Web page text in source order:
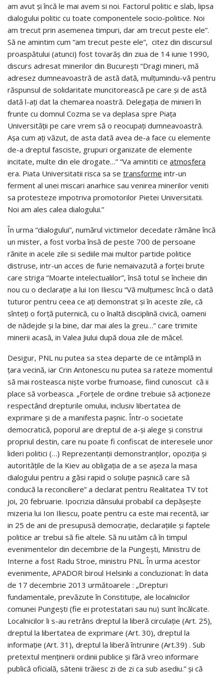
am avut şi încă le mai avem si noi. Factorul politic e slab, lipsa
dialogului politic cu toate componentele socio-politice. Noi
am trecut prin asemenea timpuri, dar am trecut peste ele”.
Să ne amintim cum “am trecut peste ele”, citez din discursul
proaspătului (atunci) fost tovarăş din ziua de 14 iunie 1990,
discurs adresat minerilor din Bucureşti “Dragi mineri, mă
adresez dumneavoastră de astă dată, mulţumindu-vă pentru
răspunsul de solidaritate muncitorească pe care şi de astă
dată l-aţi dat la chemarea noastră. Delegaţia de minieri în
frunte cu domnul Cozma se va deplasa spre Piaţa
Universităţii pe care vrem să o reocupaţi dumneavoastră.
Aşa cum aţi văzut, de asta dată avea de-a face cu elemente
de-a dreptul fasciste, grupuri organizate de elemente
incitate, multe din ele drogate…” “Va amintiti ce atmosfera
era. Piata Universitatii risca sa se transforme intr-un
ferment al unei miscari anarhice sau venirea minerilor veniti
sa protesteze impotriva promotorilor Pietei Universitatii.
Noi am ales calea dialogului.”
În urma “dialogului”, numărul victimelor decedate rămâne încă
un mister, a fost vorba însă de peste 700 de persoane
rănite in acele zile si sediile mai multor partide politice
distruse, intr-un acces de furie nemaivazută a forţei brute
care striga “Moarte intelectualilor”, însă totul se încheie din
nou cu o declaraţie a lui Ion Iliescu “Vă mulţumesc încă o dată
tuturor pentru ceea ce aţi demonstrat şi în aceste zile, că
sînteţi o forţă puternică, cu o înaltă disciplină civică, oameni
de nădejde şi la bine, dar mai ales la greu…” care trimite
minerii acasă, in Valea Jiului după doua zile de măcel.
Desigur, PNL nu putea sa stea departe de ce intâmplă in
ţara vecină, iar Crin Antonescu nu putea sa rateze momentul
să mai rosteasca nişte vorbe frumoase, fiind cunoscut că ii
place să vorbeasca. „Forţele de ordine trebuie să acţioneze
respectând drepturile omului, inclusiv libertatea de
exprimare şi de a manifesta paşnic. Într-o societate
democratică, poporul are dreptul de a-şi alege şi construi
propriul destin, care nu poate fi confiscat de interesele unor
lideri politici (…) Reprezentanţii demonstranţilor, opoziţia şi
autorităţile de la Kiev au obligaţia de a se aşeza la masa
dialogului pentru a găsi rapid o soluţie paşnică care să
conducă la reconciliere” a declarat pentru Realitatea TV tot
joi, 20 februarie. Ipocrizia dânsului probabil ca depăşeşte
mizeria lui Ion Iliescu, poate pentru ca este mai recentă, iar
in 25 de ani de presupusă democraţie, declaraţiile şi faptele
politice ar trebui să fie altele. Să nu uităm că în timpul
evenimentelor din decembrie de la Pungeşti, Ministru de
Interne a fost Radu Stroe, ministru PNL. În urma acestor
evenimente, APADOR biroul Helsinki a concluzionat: în data
de 17 decembrie 2013 următoarele : „Drepturi
fundamentale, prevăzute în Constituție, ale localnicilor
comunei Pungești (fie ei protestatari sau nu) sunt încălcate.
Localnicilor li s-au retrâns dreptul la liberă circulație (Art. 25),
dreptul la libertatea de exprimare (Art. 30), dreptul la
informație (Art. 31), dreptul la liberă întrunire (Art.39) . Sub
pretextul menținerii ordinii publice și fără vreo informare
publică oficială, sătenii trăiesc zi de zi ca sub asediu.” şi că